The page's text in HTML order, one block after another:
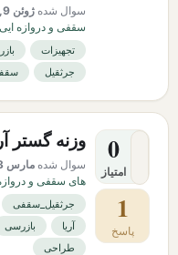
سوال شده ژوئن 9, 2020
سقفی و دروازه ایی
تجهیزات
جرثقیل
0
امتیاز
1
پاسخ
وزنه گستر آریا
سوال شده مارس 23, 2020
های سقفی و
جرثقیل_سقفی
آریا
بازرسی
طراحی